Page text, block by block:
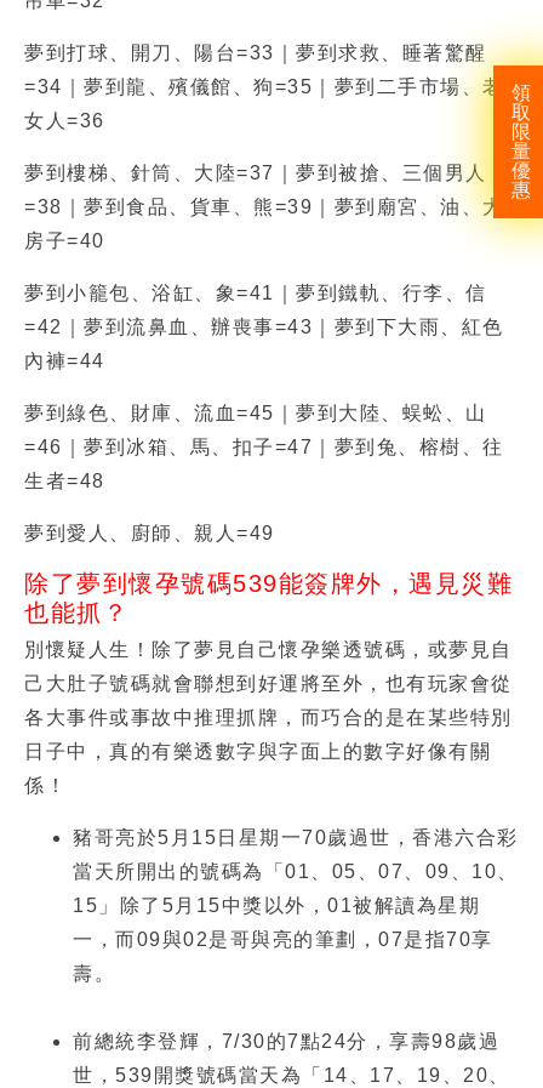
領
取
限
量
優
惠
夢到打球、開刀、陽台=33｜夢到求救、睡著驚醒
=34｜夢到龍、殯儀館、狗=35｜夢到二手市場、老
女人=36
夢到樓梯、針筒、大陸=37｜夢到被搶、三個男人
=38｜夢到食品、貨車、熊=39｜夢到廟宮、油、大
房子=40
夢到小籠包、浴缸、象=41｜夢到鐵軌、行李、信
=42｜夢到流鼻血、辦喪事=43｜夢到下大雨、紅色
內褲=44
夢到綠色、財庫、流血=45｜夢到大陸、蜈蚣、山
=46｜夢到冰箱、馬、扣子=47｜夢到兔、榕樹、往
生者=48
夢到愛人、廚師、親人=49
除了夢到懷孕號碼539能簽牌外，遇見災難
也能抓？
別懷疑人生！除了夢見自己懷孕樂透號碼 ，或夢見自
己大肚子號碼就會聯想到好運將至外，也有玩家會從
各大事件或事故中推理抓牌，而巧合的是在某些特別
日子中，真的有樂透數字與字面上的數字好像有關
係！
豬哥亮於5月15日星期一70歲過世，香港六合彩
當天所開出的號碼為「01、05、07、09、10、
15」除了5月15中獎以外，01被解讀為星期
一，而09與02是哥與亮的筆劃，07是指70享
壽。
前總統李登輝，7/30的7點24分，享壽98歲過
世， 539開獎號碼當天為「14、17、19、20、